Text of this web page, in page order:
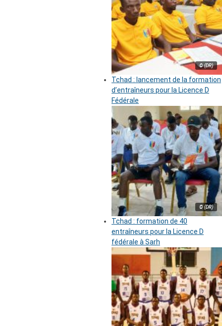
© (DR)
Tchad : lancement de la formation
d’entraîneurs pour la Licence D
Fédérale
© (DR)
Tchad : formation de 40
entraîneurs pour la Licence D
fédérale à Sarh